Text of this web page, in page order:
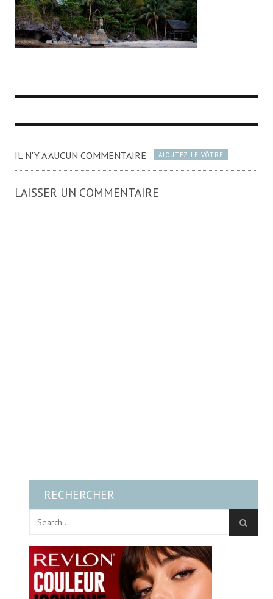
IL N'Y A AUCUN COMMENTAIRE AJOUTEZ LE VÔTRE
LAISSER UN COMMENTAIRE
RECHERCHER